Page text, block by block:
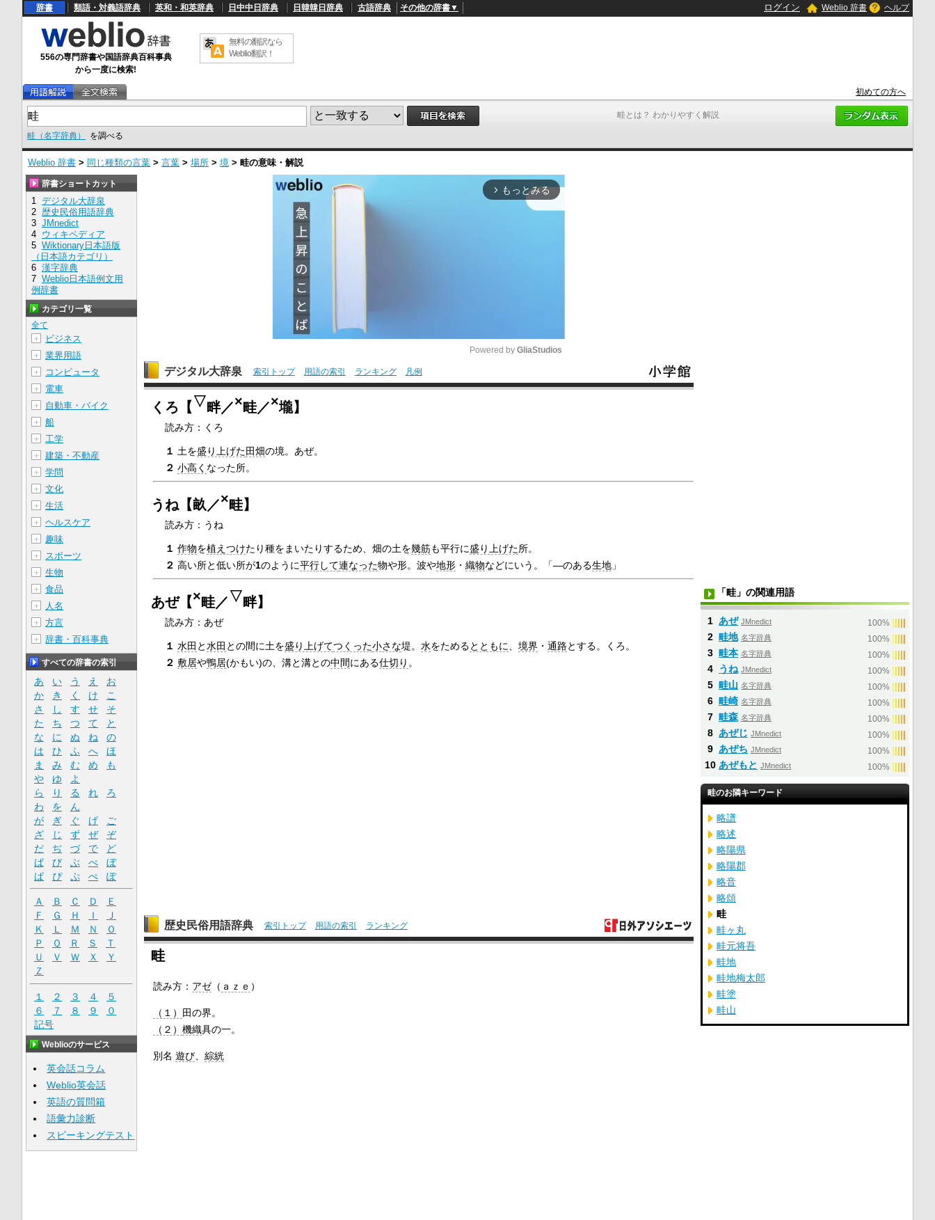
畦とは？ わかりやすく解説
辞書 類語・対義語辞典 英和・和英辞典 日中中日辞典 日韓韓日辞典 古語辞典 その他の辞書▼ ログイン Weblio 辞書 ヘルプ
556の専門辞書や国語辞典百科事典
から一度に検索!
無料の翻訳なら
Weblio翻訳！
初めての方へ
畦（名字辞典） を調べる
Weblio 辞書 > 同じ種類の言葉 > 言葉 > 場所 > 境 > 畦の意味・解説
arrow_forward_ios もっとみる
M
Powered by GliaStudios
デジタル大辞泉 索引トップ 用語の索引 ランキング 凡例
くろ【 ▽畔／×畦／×壠】
読み方：くろ
１ 土を盛り上げた田畑の境。あぜ。
２ 小高く なった所。
うね【畝／×畦】
読み方：うね
１ 作物を植えつけたり種をまいたりするため、畑の土を幾筋も平行に盛り上げた所。
２ 高い所と低い所が1のように平行して連なった物や形。波や地形 ・織物などにいう。「―のある生地 」
あぜ【×畦／▽畔】
読み方：あぜ
１ 水田 と水田 との間に土を盛り上げてつくった小さな堤。水をためるとともに 、境界 ・通路とする。くろ。
２ 敷居や鴨居(かもい)の、溝と溝との中間にある仕切り 。
歴史民俗用語辞典 索引トップ 用語の索引 ランキング
畦
読み方： アゼ（ ａｚｅ ）
（１）
田の界。
（２） 機織具の一。
別名 遊び、 綜絖
辞書ショートカット
1 デジタル大辞泉
2 歴史民俗用語辞典
3 JMnedict
4 ウィキペディア
5 Wiktionary日本語版
（日本語カテゴリ）
6 漢字辞典
7 Weblio日本語例文用
例辞書
カテゴリ一覧
全て
＋
ビジネス
＋ 業界用語
＋ コンピュータ
＋ 電車
＋ 自動車・バイク
＋ 船
＋ 工学
＋ 建築・不動産
＋ 学問
＋ 文化
＋ 生活
＋ ヘルスケア
＋ 趣味
＋ スポーツ
＋ 生物
＋ 食品
＋ 人名
＋ 方言
＋ 辞書・百科事典
すべての辞書の索引
あ い う え
お
か
き く け
こ
さ
し す せ
そ
た
ち つ て
と
な
に ぬ ね
の
は
ひ ふ へ
ほ
ま
み む め
も
や
ゆ
よ
ら
り る れ
ろ
わ
を
ん
が
ぎ ぐ げ
ご
ざ
じ ず ぜ
ぞ
だ
ぢ づ で
ど
ば
び ぶ べ
ぼ
ぱ
ぴ ぷ ぺ ぽ
Ａ Ｂ Ｃ Ｄ
Ｅ
Ｆ
Ｇ Ｈ Ｉ
Ｊ
Ｋ
Ｌ Ｍ Ｎ
Ｏ
Ｐ
Ｑ Ｒ Ｓ
Ｔ
Ｕ
Ｖ Ｗ Ｘ
Ｙ
Ｚ
１ ２ ３ ４
５
６
７ ８ ９
０
記号
Weblioのサービス
英会話コラム
Weblio英会話
英語の質問箱
語彙力診断
スピーキングテスト
「畦」の関連用語
1 あぜ JMnedict 100%
2 畦地 名字辞典 100%
3 畦本 名字辞典 100%
4 うね JMnedict 100%
5 畦山 名字辞典 100%
6 畦崎 名字辞典 100%
7 畦森 名字辞典 100%
8 あぜじ JMnedict 100%
9 あぜち JMnedict 100%
10 あぜもと JMnedict 100%
畦のお隣キーワード
略譜
略述
略陽県
略陽郡
略音
略頌
畦
畦ヶ丸
畦元将吾
畦地
畦地梅太郎
畦塗
畦山